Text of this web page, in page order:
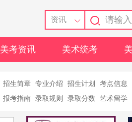
资讯
美考资讯 美术统考
招生简章 专业介绍 招生计划
考点信息
报考指南 录取规则 录取分数 艺术留学